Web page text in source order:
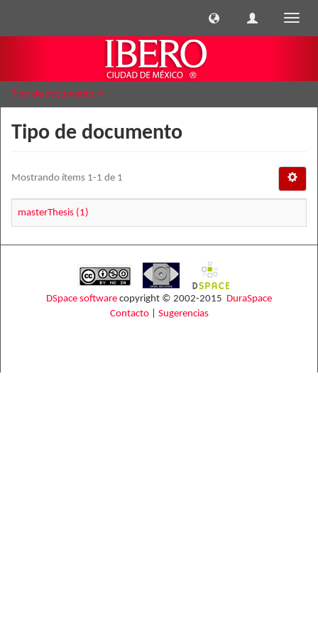
Tipo de documento
Tipo de documento
Mostrando ítems 1-1 de 1
masterThesis (1)
DSpace software copyright © 2002-2015 DuraSpace
Contacto| Sugerencias